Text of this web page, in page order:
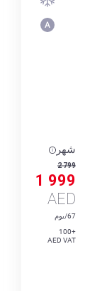
شهر
2 799
1 999
AED
67/يوم
+100
AED VAT